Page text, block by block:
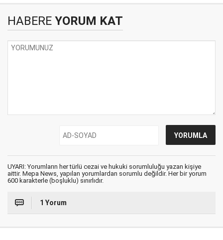
HABERE YORUM KAT
UYARI: Yorumların her türlü cezai ve hukuki sorumluluğu yazan kişiye
aittir. Mepa News, yapılan yorumlardan sorumlu değildir. Her bir yorum
600 karakterle (boşluklu) sınırlıdır.
1 Yorum